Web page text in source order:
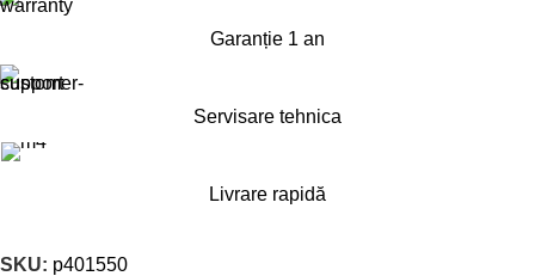
Garanție 1 an
Servisare tehnica
Livrare rapidă
SKU: p401550